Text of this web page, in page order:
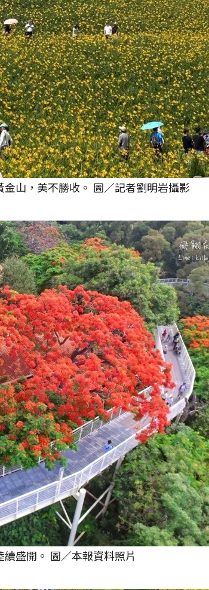
山，美不勝收。 圖／記者劉明岩攝影
盛開。 圖／本報資料照片